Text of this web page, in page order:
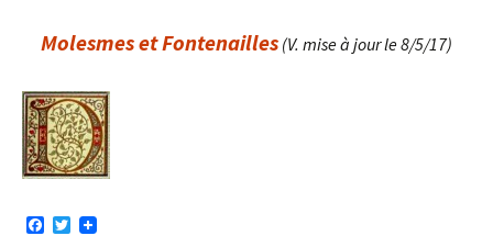
Molesmes et Fontenailles (V. mise à jour le 8/5/17)
T